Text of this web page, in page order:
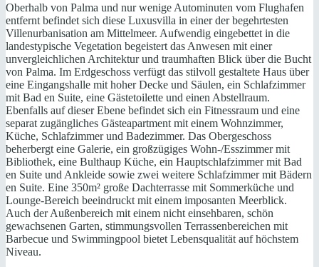
Oberhalb von Palma und nur wenige Autominuten vom Flughafen
entfernt befindet sich diese Luxusvilla in einer der begehrtesten
Villenurbanisation am Mittelmeer. Aufwendig eingebettet in die
landestypische Vegetation begeistert das Anwesen mit einer
unvergleichlichen Architektur und traumhaften Blick über die Bucht
von Palma. Im Erdgeschoss verfügt das stilvoll gestaltete Haus über
eine Eingangshalle mit hoher Decke und Säulen, ein Schlafzimmer
mit Bad en Suite, eine Gästetoilette und einen Abstellraum.
Ebenfalls auf dieser Ebene befindet sich ein Fitnessraum und eine
separat zugängliches Gästeapartment mit einem Wohnzimmer,
Küche, Schlafzimmer und Badezimmer. Das Obergeschoss
beherbergt eine Galerie, ein großzügiges Wohn-/Esszimmer mit
Bibliothek, eine Bulthaup Küche, ein Hauptschlafzimmer mit Bad
en Suite und Ankleide sowie zwei weitere Schlafzimmer mit Bädern
en Suite. Eine 350m² große Dachterrasse mit Sommerküche und
Lounge-Bereich beeindruckt mit einem imposanten Meerblick.
Auch der Außenbereich mit einem nicht einsehbaren, schön
gewachsenen Garten, stimmungsvollen Terrassenbereichen mit
Barbecue und Swimmingpool bietet Lebensqualität auf höchstem
Niveau.